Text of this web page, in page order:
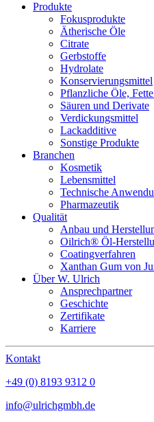
Produkte
Fokusprodukte
Ätherische Öle
Citrate
Gerbstoffe
Hydrolate
Konservierungsmittel
Pflanzliche Öle,
Säuren und Derivate
Verdickungsmittel
Lackadditive
Sonstige Produkte
Branchen
Kosmetik
Lebensmittel
Technische
Pharmazeutik
Qualität
Anbau und
Oilrich® Öl-
Coatingverfahren
Xanthan Gum von
Über W. Ulrich
Ansprechpartner
Geschichte
Zertifikate
Karriere
Kontakt
+49 (0) 8193 9312 0
info@ulrichgmbh.de